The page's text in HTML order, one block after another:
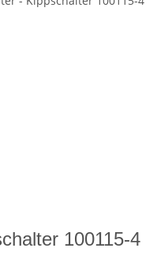
100115-4